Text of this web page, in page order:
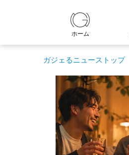
ホーム
ガジェるニューストップ